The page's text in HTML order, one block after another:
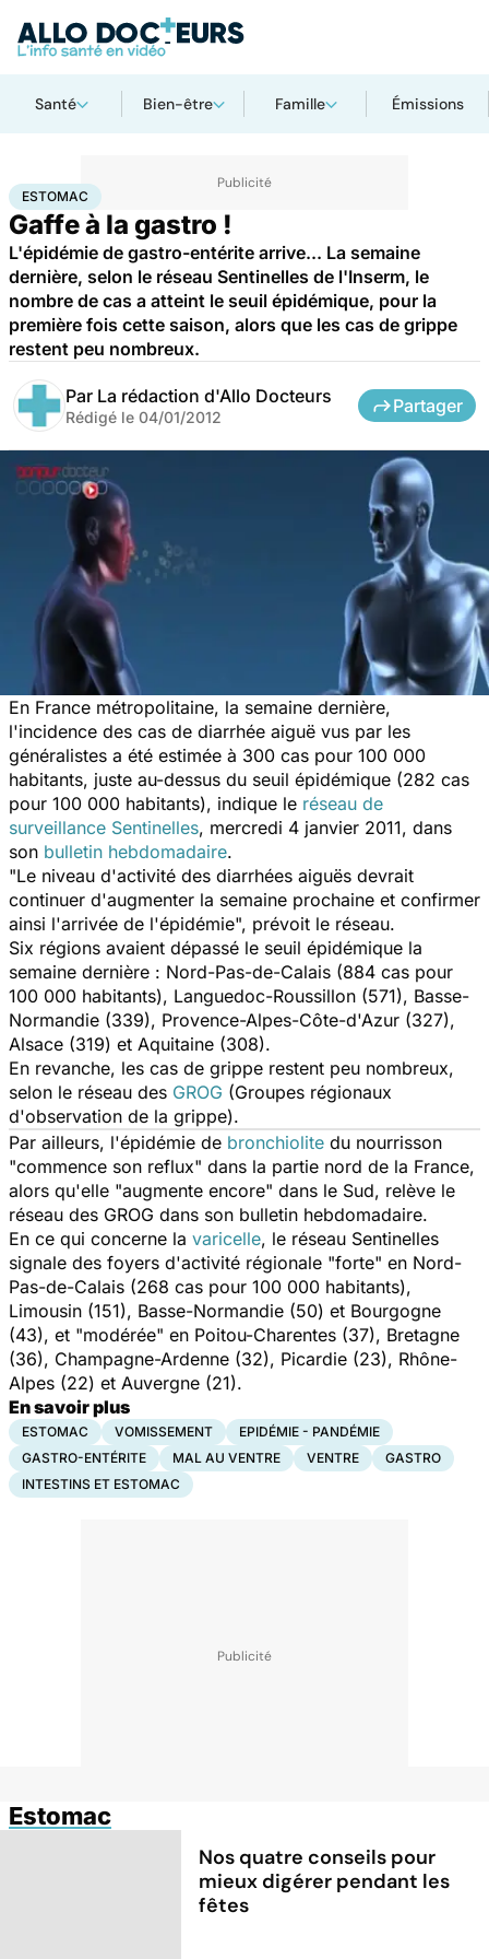
Santé Bien-être Famille Émissions
AccueilSantéMaladies
ESTOMAC
Gaffe à la gastro !
L'épidémie de gastro-entérite arrive... La semaine
dernière, selon le réseau Sentinelles de l'Inserm, le
nombre de cas a atteint le seuil épidémique, pour la
première fois cette saison, alors que les cas de grippe
restent peu nombreux.
Par La rédaction d'Allo Docteurs
Rédigé le 04/01/2012
Partager
En France métropolitaine, la semaine dernière,
l'incidence des cas de diarrhée aiguë vus par les
généralistes a été estimée à 300 cas pour 100 000
habitants, juste au-dessus du seuil épidémique (282 cas
pour 100 000 habitants), indique le réseau de
surveillance Sentinelles, mercredi 4 janvier 2011, dans
son bulletin hebdomadaire.
"Le niveau d'activité des diarrhées aiguës devrait
continuer d'augmenter la semaine prochaine et confirmer
ainsi l'arrivée de l'épidémie", prévoit le réseau.
Six régions avaient dépassé le seuil épidémique la
semaine dernière : Nord-Pas-de-Calais (884 cas pour
100 000 habitants), Languedoc-Roussillon (571), Basse-
Normandie (339), Provence-Alpes-Côte-d'Azur (327),
Alsace (319) et Aquitaine (308).
En revanche, les cas de grippe restent peu nombreux,
selon le réseau des GROG (Groupes régionaux
d'observation de la grippe).
Par ailleurs, l'épidémie de bronchiolite du nourrisson
"commence son reflux" dans la partie nord de la France,
alors qu'elle "augmente encore" dans le Sud, relève le
réseau des GROG dans son bulletin hebdomadaire.
En ce qui concerne la varicelle, le réseau Sentinelles
signale des foyers d'activité régionale "forte" en Nord-
Pas-de-Calais (268 cas pour 100 000 habitants),
Limousin (151), Basse-Normandie (50) et Bourgogne
(43), et "modérée" en Poitou-Charentes (37), Bretagne
(36), Champagne-Ardenne (32), Picardie (23), Rhône-
Alpes (22) et Auvergne (21).
En savoir plus
ESTOMAC VOMISSEMENT
EPIDÉMIE - PANDÉMIE
GASTRO-ENTÉRITE
MAL AU VENTRE VENTRE
GASTRO
INTESTINS ET ESTOMAC
Estomac
Nos quatre conseils pour
mieux digérer pendant les
fêtes